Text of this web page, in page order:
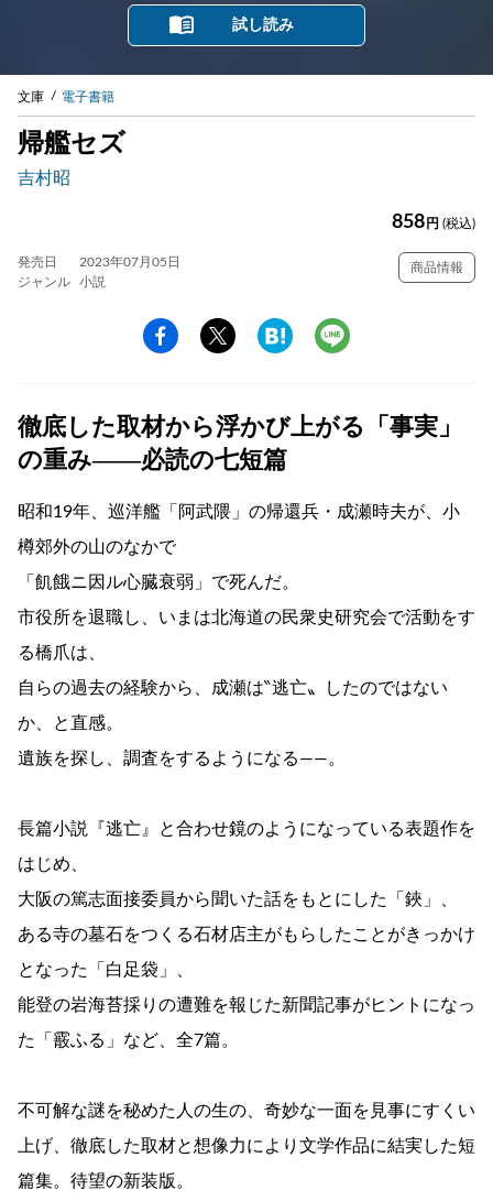
試し読み
文庫 電子書籍
帰艦セズ
吉村昭
858 円 (税込)
発売日
2023年07月05日
ジャンル
小説
商品情報
徹底した取材から浮かび上がる「事実」
の重み――必読の七短篇
昭和19年、巡洋艦「阿武隈」の帰還兵・成瀬時夫が、小
樽郊外の山のなかで
「飢餓ニ因ル心臓衰弱」で死んだ。
市役所を退職し、いまは北海道の民衆史研究会で活動をす
る橋爪は、
自らの過去の経験から、成瀬は‶逃亡〟したのではない
か、と直感。
遺族を探し、調査をするようになる――。
長篇小説『逃亡』と合わせ鏡のようになっている表題作を
はじめ、
大阪の篤志面接委員から聞いた話をもとにした「鋏」、
ある寺の墓石をつくる石材店主がもらしたことがきっかけ
となった「白足袋」、
能登の岩海苔採りの遭難を報じた新聞記事がヒントになっ
た「霰ふる」など、全7篇。
不可解な謎を秘めた人の生の、奇妙な一面を見事にすくい
上げ、徹底した取材と想像力により文学作品に結実した短
篇集。待望の新装版。